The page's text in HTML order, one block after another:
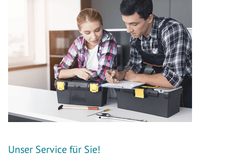
Unser Service für Sie!